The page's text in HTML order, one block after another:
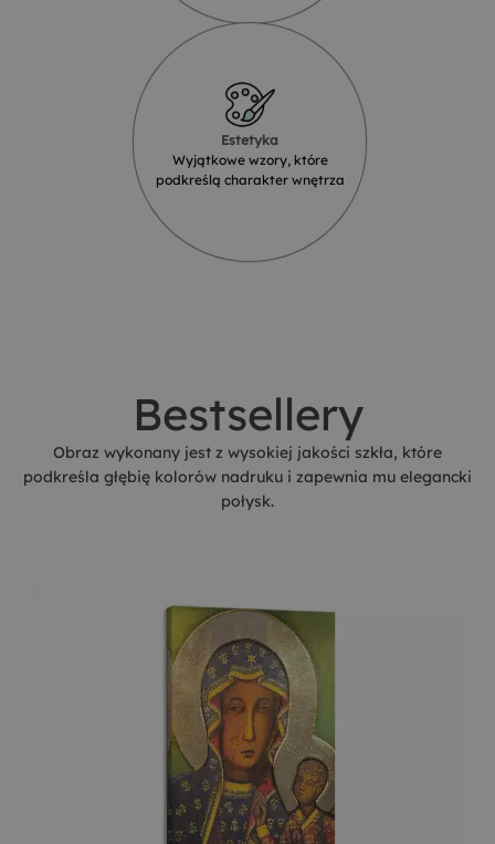
Estetyka
Wyjątkowe wzory, które
podkreślą charakter wnętrza
Bestsellery
Obraz wykonany jest z wysokiej jakości szkła, które
podkreśla głębię kolorów nadruku i zapewnia mu elegancki
połysk.